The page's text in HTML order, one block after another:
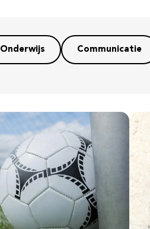
Onderwijs Communicatie